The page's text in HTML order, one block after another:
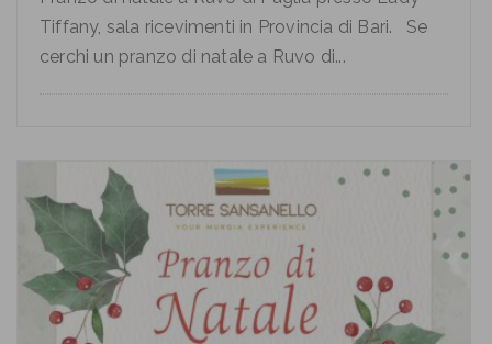
Tiffany, sala ricevimenti in Provincia di Bari. Se
cerchi un pranzo di natale a Ruvo di...